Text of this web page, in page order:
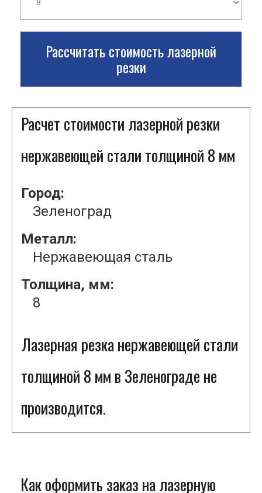
Рассчитать стоимость лазерной
резки
Расчет стоимости лазерной резки
нержавеющей стали толщиной 8 мм
Город:
Зеленоград
Металл:
Нержавеющая сталь
Толщина, мм:
8
Лазерная резка нержавеющей стали
толщиной 8 мм в Зеленограде не
производится.
Как оформить заказ на лазерную